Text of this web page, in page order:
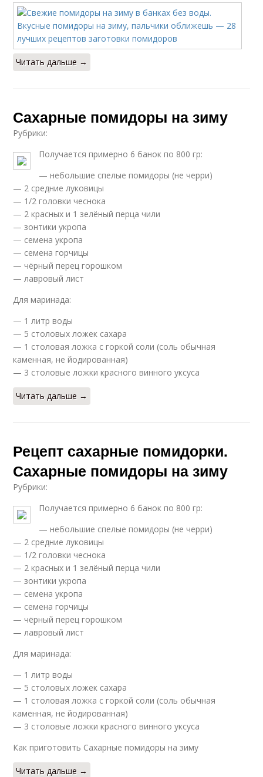
Читать дальше →
Сахарные помидоры на зиму
Рубрики:
Получается примерно 6 банок по 800 гр:
— небольшие спелые помидоры (не черри)
— 2 средние луковицы
— 1/2 головки чеснока
— 2 красных и 1 зелёный перца чили
— зонтики укропа
— семена укропа
— семена горчицы
— чёрный перец горошком
— лавровый лист
Для маринада:
— 1 литр воды
— 5 столовых ложек сахара
— 1 столовая ложка с горкой соли (соль обычная
каменная, не йодированная)
— 3 столовые ложки красного винного уксуса
Читать дальше →
Рецепт сахарные помидорки.
Сахарные помидоры на зиму
Рубрики:
Получается примерно 6 банок по 800 гр:
— небольшие спелые помидоры (не черри)
— 2 средние луковицы
— 1/2 головки чеснока
— 2 красных и 1 зелёный перца чили
— зонтики укропа
— семена укропа
— семена горчицы
— чёрный перец горошком
— лавровый лист
Для маринада:
— 1 литр воды
— 5 столовых ложек сахара
— 1 столовая ложка с горкой соли (соль обычная
каменная, не йодированная)
— 3 столовые ложки красного винного уксуса
Как приготовить Сахарные помидоры на зиму
Читать дальше →